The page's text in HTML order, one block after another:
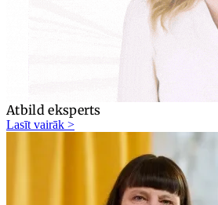
Atbild eksperts
Lasīt vairāk >